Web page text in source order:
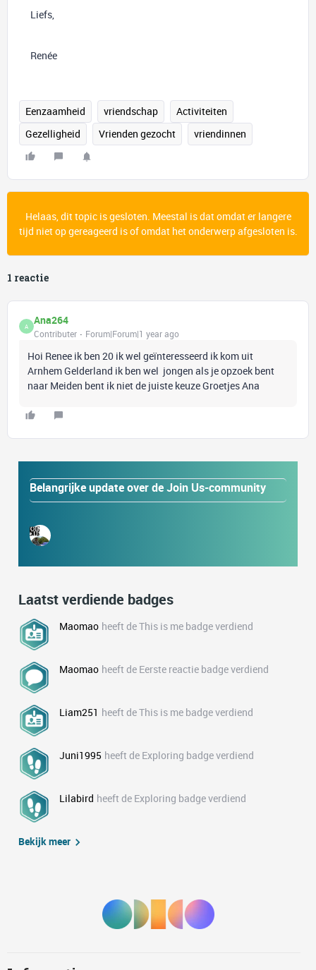
Liefs,
Renée
Eenzaamheid vriendschap
Activiteiten
Gezelligheid
Vrienden gezocht vriendinnen
Helaas, dit topic is gesloten. Meestal is dat omdat er langere
tijd niet op gereageerd is of omdat het onderwerp afgesloten is.
1 reactie
A Ana264
Contributer Forum|Forum|1 year ago
Hoi Renee ik ben 20 ik wel geïnteresseerd ik kom uit
Arnhem Gelderland ik ben wel jongen als je opzoek bent
naar Meiden bent ik niet de juiste keuze Groetjes Ana
Belangrijke update over de Join Us-community
Laatst verdiende badges
Maomao heeft de This is me badge verdiend
Maomao heeft de Eerste reactie badge verdiend
Liam251 heeft de This is me badge verdiend
Juni1995 heeft de Exploring badge verdiend
Lilabird heeft de Exploring badge verdiend
Bekijk meer